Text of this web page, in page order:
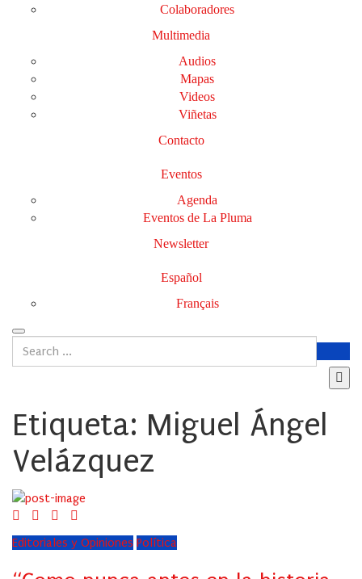
Colaboradores
Multimedia
Audios
Mapas
Videos
Viñetas
Contacto
Eventos
Agenda
Eventos de La Pluma
Newsletter
Español
Français
Etiqueta: Miguel Ángel
Velázquez
Editoriales y Opiniones Política